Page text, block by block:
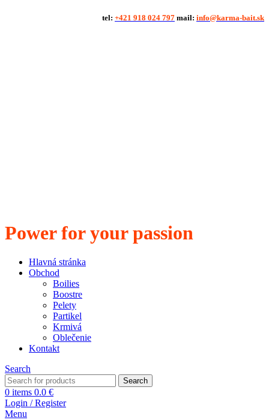
tel: +421 918 024 797 mail: info@karma-bait.sk
Power for your passion
Hlavná stránka
Obchod
Boilies
Boostre
Pelety
Partikel
Krmivá
Oblečenie
Kontakt
Search
Search
0 items 0.0 €
Login / Register
Menu